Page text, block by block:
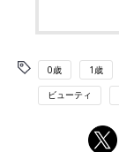
0歳 1歳
ビューティ